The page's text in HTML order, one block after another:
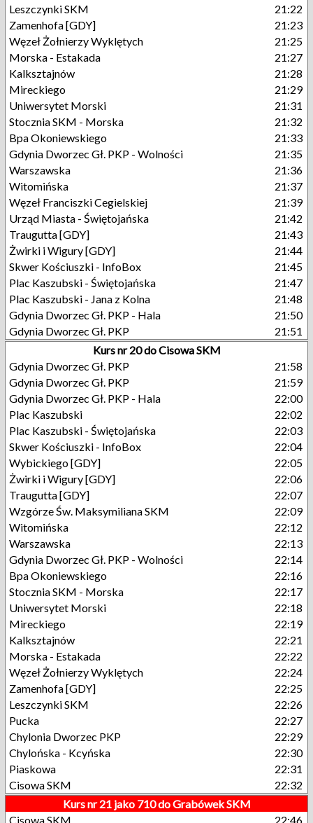
Leszczynki SKM
21:22
Zamenhofa [GDY]
21:23
Węzeł Żołnierzy Wyklętych
21:25
Morska - Estakada
21:27
Kalksztajnów
21:28
Mireckiego
21:29
Uniwersytet Morski
21:31
Stocznia SKM - Morska
21:32
Bpa Okoniewskiego
21:33
Gdynia Dworzec Gł. PKP - Wolności
21:35
Warszawska
21:36
Witomińska
21:37
Węzeł Franciszki Cegielskiej
21:39
Urząd Miasta - Świętojańska
21:42
Traugutta [GDY]
21:43
Żwirki i Wigury [GDY]
21:44
Skwer Kościuszki - InfoBox
21:45
Plac Kaszubski - Świętojańska
21:47
Plac Kaszubski - Jana z Kolna
21:48
Gdynia Dworzec Gł. PKP - Hala
21:50
Gdynia Dworzec Gł. PKP
21:51
Kurs nr 20 do Cisowa SKM
Gdynia Dworzec Gł. PKP
21:58
Gdynia Dworzec Gł. PKP
21:59
Gdynia Dworzec Gł. PKP - Hala
22:00
Plac Kaszubski
22:02
Plac Kaszubski - Świętojańska
22:03
Skwer Kościuszki - InfoBox
22:04
Wybickiego [GDY]
22:05
Żwirki i Wigury [GDY]
22:06
Traugutta [GDY]
22:07
Wzgórze Św. Maksymiliana SKM
22:09
Witomińska
22:12
Warszawska
22:13
Gdynia Dworzec Gł. PKP - Wolności
22:14
Bpa Okoniewskiego
22:16
Stocznia SKM - Morska
22:17
Uniwersytet Morski
22:18
Mireckiego
22:19
Kalksztajnów
22:21
Morska - Estakada
22:22
Węzeł Żołnierzy Wyklętych
22:24
Zamenhofa [GDY]
22:25
Leszczynki SKM
22:26
Pucka
22:27
Chylonia Dworzec PKP
22:29
Chylońska - Kcyńska
22:30
Piaskowa
22:31
Cisowa SKM
22:32
Kurs nr 21 jako 710 do Grabówek SKM
Cisowa SKM
22:46